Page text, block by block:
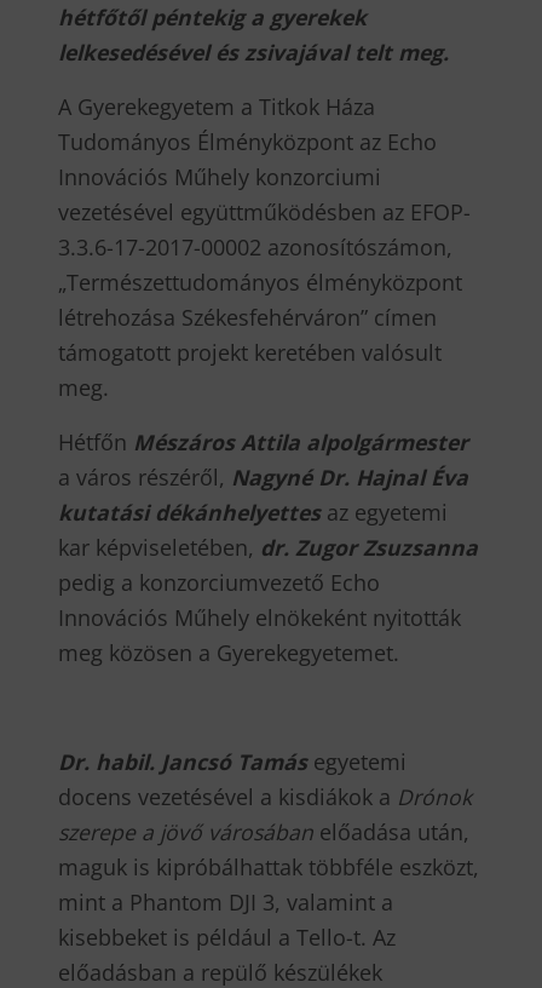
hétfőtől péntekig a gyerekek
lelkesedésével és zsivajával telt meg.
A Gyerekegyetem a Titkok Háza
Tudományos Élményközpont az Echo
Innovációs Műhely konzorciumi
vezetésével együttműködésben az EFOP-
3.3.6-17-2017-00002 azonosítószámon,
„Természettudományos élményközpont
létrehozása Székesfehérváron” címen
támogatott projekt keretében valósult
meg.
Hétfőn Mészáros Attila alpolgármester
a város részéről, Nagyné Dr. Hajnal Éva
kutatási dékánhelyettesaz egyetemi
kar képviseletében, dr. Zugor Zsuzsanna
pedig a konzorciumvezető Echo
Innovációs Műhely elnökeként nyitották
meg közösen a Gyerekegyetemet.
Dr. habil. Jancsó Tamásegyetemi
docens vezetésével a kisdiákok a Drónok
szerepe a jövő városában előadása után,
maguk is kipróbálhattak többféle eszközt,
mint a Phantom DJI 3, valamint a
kisebbeket is például a Tello-t. Az
előadásban a repülő készülékek